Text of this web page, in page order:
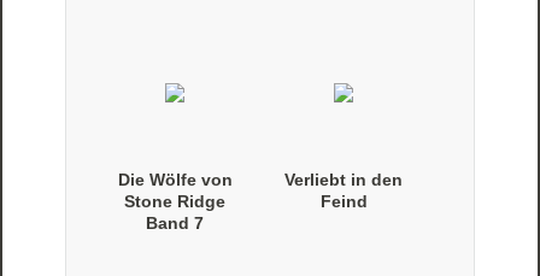
Die Wölfe von
Stone Ridge
Band 7
Verliebt in den
Feind